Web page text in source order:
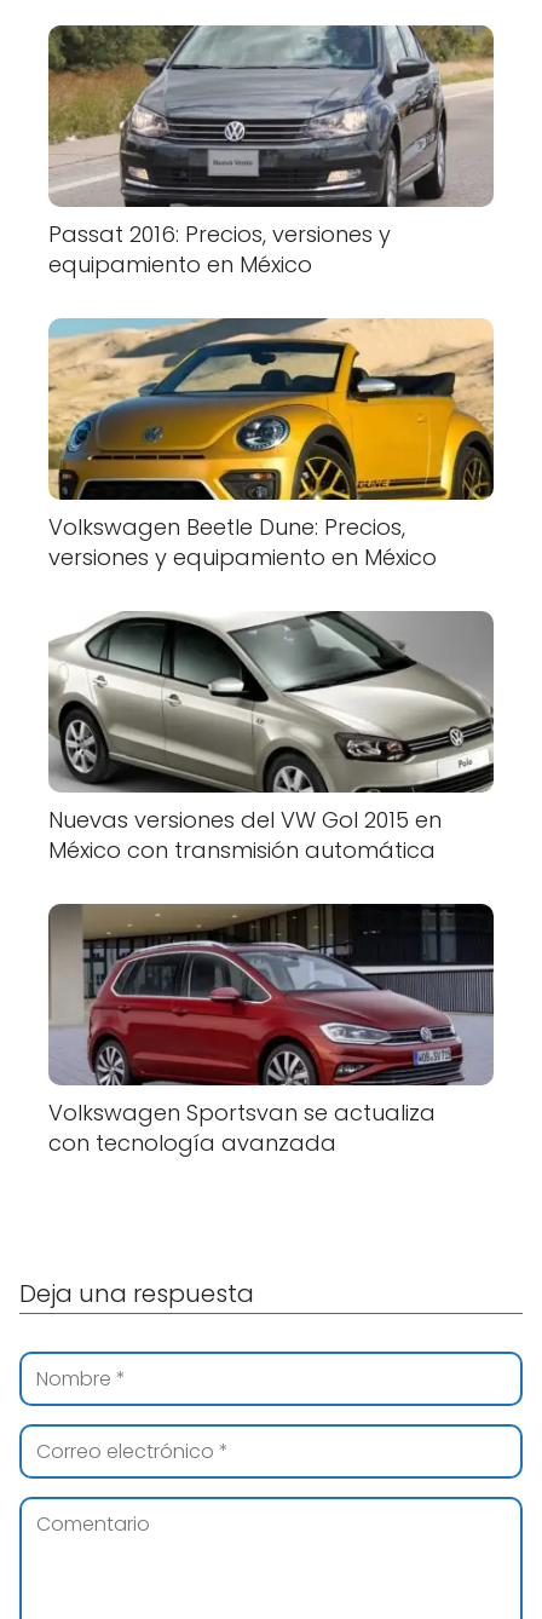
Passat 2016: Precios, versiones y
equipamiento en México
Volkswagen Beetle Dune: Precios,
versiones y equipamiento en México
Nuevas versiones del VW Gol 2015 en
México con transmisión automática
Volkswagen Sportsvan se actualiza
con tecnología avanzada
Deja una respuesta